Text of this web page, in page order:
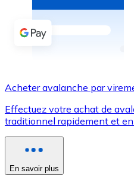
Acheter avec espèces
Virement SEPA
Utilisez les cartes Visa
Acheter avec carte
Acheter avalanche par
Effectuez votre achat de
traditionnel rapidement et en
En savoir plus